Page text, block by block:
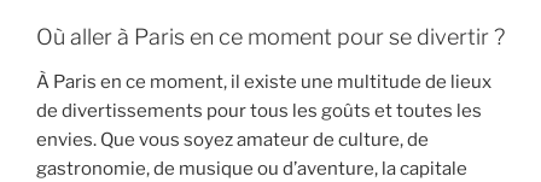
Où aller à Paris en ce moment pour se divertir ?
À Paris en ce moment, il existe une multitude de lieux
de divertissements pour tous les goûts et toutes les
envies. Que vous soyez amateur de culture, de
gastronomie, de musique ou d’aventure, la capitale